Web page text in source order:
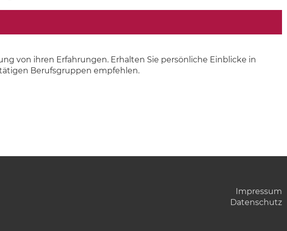
von ihren Erfahrungen. Erhalten Sie persönliche Einblicke in
Berufsgruppen empfehlen.
Impressum
Datenschutz